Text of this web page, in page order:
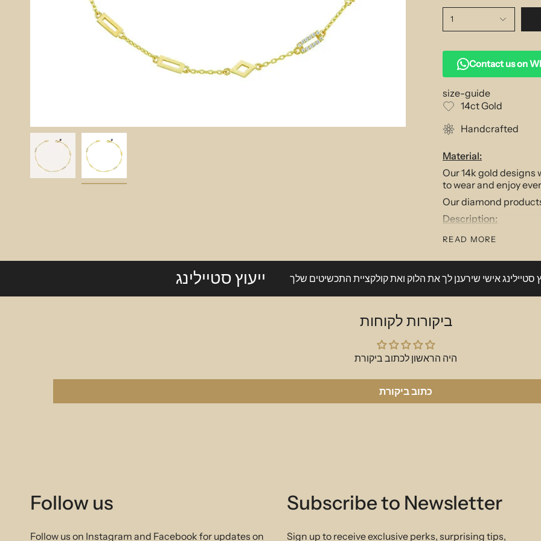
1
Contact us on
size-guide
14ct Gold
Handcrafted
Material:
Our 14k gold designs
to wear and enjoy
Our diamond
Description:
This elegant yet
delicately crafted to
amount of sparkle.
READ MORE
ייעוץ סטיילינג סטיילינג אישי שירענן לך את הלוק ואת קולקציית התכשיטים שלך
ביקורות לקוחות
היה הראשון לכתוב ביקורת
כתוב ביקורת
Follow us
Follow us on Instagram and Facebook for updates on
Subscribe to Newsletter
Sign up to receive exclusive perks, surprising tips,